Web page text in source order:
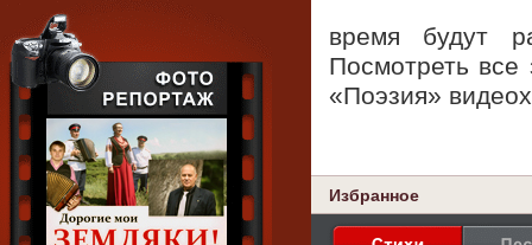
время будут
Посмотреть
«Поэзия»
Избранное